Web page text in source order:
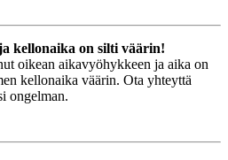
kellonaika on silti väärin!
oikean aikavyöhykkeen ja aika on
kellonaika väärin. Ota yhteyttä
ongelman.